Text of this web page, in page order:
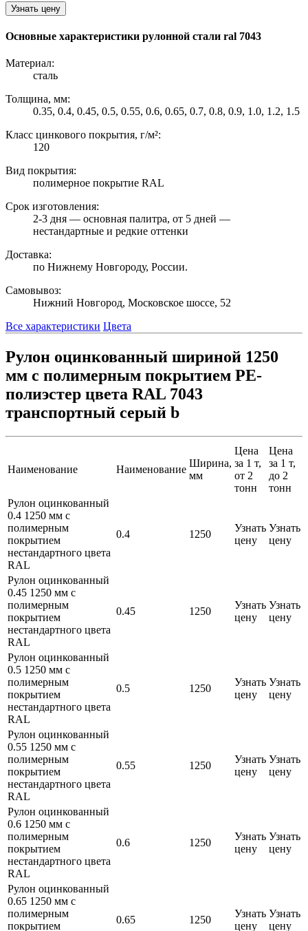
Узнать цену
Основные характеристики рулонной стали ral 7043
Материал:
сталь
Толщина, мм:
0.35, 0.4, 0.45, 0.5, 0.55, 0.6, 0.65, 0.7, 0.8, 0.9, 1.0, 1.2, 1.5
Класс цинкового покрытия, г/м²:
120
Вид покрытия:
полимерное покрытие RAL
Срок изготовления:
2-3 дня — основная палитра, от 5 дней —
нестандартные и редкие оттенки
Доставка:
по Нижнему Новгороду, России.
Самовывоз:
Нижний Новгород, Московское шоссе, 52
Все характеристики Цвета
Рулон оцинкованный шириной 1250
мм с полимерным покрытием PE-
полиэстер цвета RAL 7043
транспортный серый b
Наименование Наименование
Ширина,
мм
Цена
за 1 т,
от 2
тонн
Цена
за 1 т,
до 2
тонн
Рулон оцинкованный
0.4 1250 мм с
полимерным
покрытием
нестандартного цвета
RAL
0.4 1250
Узнать
цену
Узнать
цену
Рулон оцинкованный
0.45 1250 мм с
полимерным
покрытием
нестандартного цвета
RAL
0.45 1250
Узнать
цену
Узнать
цену
Рулон оцинкованный
0.5 1250 мм с
полимерным
покрытием
нестандартного цвета
RAL
0.5 1250
Узнать
цену
Узнать
цену
Рулон оцинкованный
0.55 1250 мм с
полимерным
покрытием
нестандартного цвета
RAL
0.55 1250
Узнать
цену
Узнать
цену
Рулон оцинкованный
0.6 1250 мм с
полимерным
покрытием
нестандартного цвета
RAL
0.6 1250
Узнать
цену
Узнать
цену
Рулон оцинкованный
0.65 1250 мм с
полимерным
покрытием
0.65 1250
Узнать
цену
Узнать
цену